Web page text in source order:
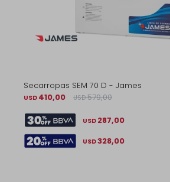
Secarropas SEM 70 D - James
USD 410,00 USD 579,00
USD 287,00
USD328,00